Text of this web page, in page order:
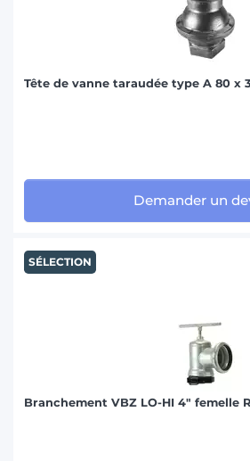
Tête de vanne taraudée type A 80 x
Demander un
SÉLECTION
Branchement VBZ LO-HI 4" femelle